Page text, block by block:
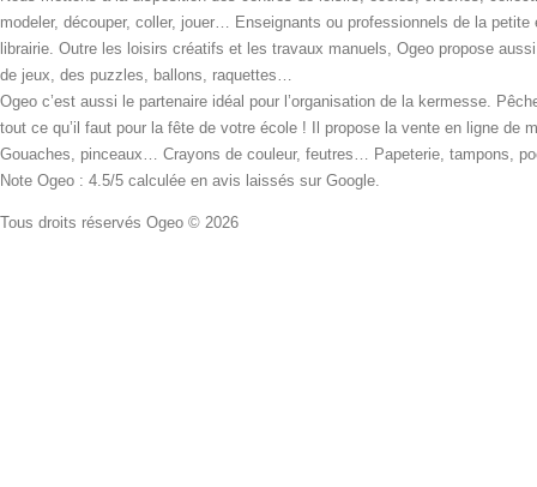
modeler, découper, coller, jouer… Enseignants ou professionnels de la
librairie. Outre les loisirs créatifs et les travaux manuels, Ogeo propose
de jeux, des puzzles, ballons, raquettes…
Ogeo c’est aussi le partenaire idéal pour l’organisation de la kermesse.
tout ce qu’il faut pour la fête de votre école ! Il propose la vente en ligne
Gouaches, pinceaux… Crayons de couleur, feutres… Papeterie, tampons,
Note Ogeo : 4.5/5 calculée en avis laissés sur Google.
Tous droits réservés Ogeo © 2026